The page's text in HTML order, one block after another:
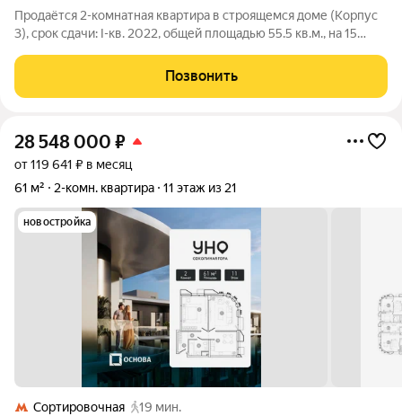
Продаётся 2-комнатная квартира в строящемся доме (Корпус
3), срок сдачи: I-кв. 2022, общей площадью 55.5 кв.м., на 15
Басманный - тихий район на берегу реки Яузы. Bauman House
состоит из трех
Позвонить
28 548 000 ₽
от 119 641 ₽ в месяц
61 м²
2-комн. квартира 11 этаж из 21
новостройка
Сортировочная 19 мин.